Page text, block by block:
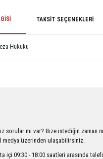
TAKSIT SEÇENEKLERI
Hukuku
eksik bilgiler bulunuyor.
hatalar bulunuyor.
sorular mı var? Bize istediğin zaman
medya üzerinden ulaşabilirsiniz.
içi 09:30 - 18:00 saatleri arasında